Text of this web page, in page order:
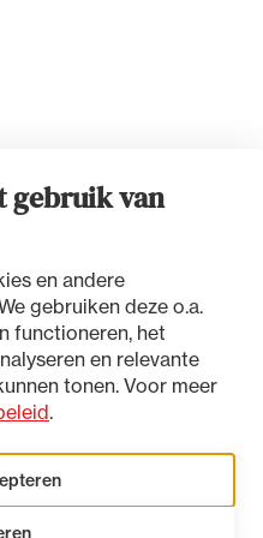
gebruik van
en andere
gebruiken deze o.a.
functioneren, het
en relevante
tonen. Voor meer
.